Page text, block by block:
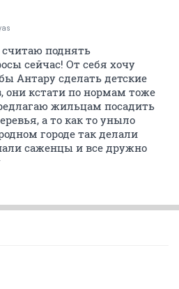
поднять
сейчас! От себя хочу
Антару сделать детские
они кстати по нормам тоже
жильцам посадить
а то как то уныло
городе так делали
саженцы и все дружно